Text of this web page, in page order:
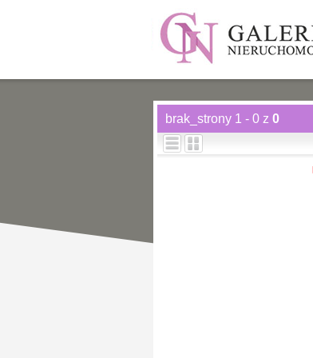
brak_strony 1 - 0 z 0